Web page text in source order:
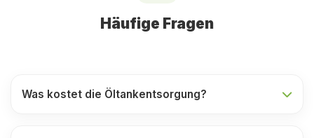
Häufige Fragen
Was kostet die Öltankentsorgung?